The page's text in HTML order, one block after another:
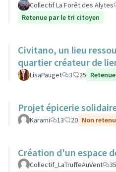
Collectif La Forêt des Alytes
Retenue par le tri citoyen
Civitano, un lieu
quartier créateur de
LisaPauget 3 25
Projet épicerie
Karami 13 20 Non
Création d'un espace
Collectif_LaTruffeAuVent 35